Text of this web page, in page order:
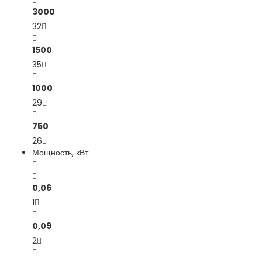
3000
32
1500
35
1000
29
750
26
Мощность, кВт
0,06
1
0,09
2